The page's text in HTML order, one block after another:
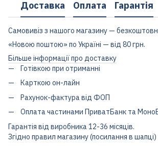
Доставка Оплата Гарантія
Самовивіз з нашого магазину —
«Новою поштою» по Україні — від 80 грн.
Більше інформації про доставку
Готівкою при отриманні
Карткою он-лайн
Рахунок-фактура від ФОП
Оплата частинами ПриватБанк та
Гарантія від виробника 12-36 місяців.
Згідно правил магазину (посилання в шапці)